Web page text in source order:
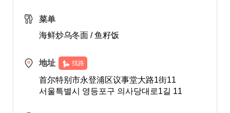
菜单
海鲜炒乌冬面 / 鱼籽饭
地址 找路
首尔特别市永登浦区议事堂大路1街11
서울특별시 영등포구 의사당대로1길 11